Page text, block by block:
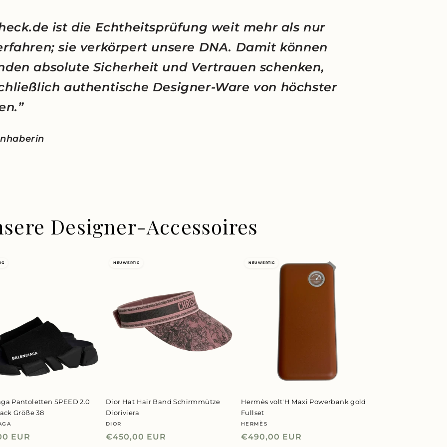
ist die Echtheitsprüfung weit mehr als nur
sie verkörpert unsere DNA. Damit können
absolute Sicherheit und Vertrauen schenken,
authentische Designer-Ware von höchster
Designer-Accessoires
Pantoletten SPEED 2.0
Größe 38
EUR
NEUWERTIG
Dior Hat Hair Band Schirmmütze
Dioriviera
Anbieter:
DIOR
Normaler
€450,00 EUR
NEUWERTIG
Hermès volt'H Maxi Powerbank gold
Fullset
Anbieter:
HERMÈS
Normaler
€490,00 EUR